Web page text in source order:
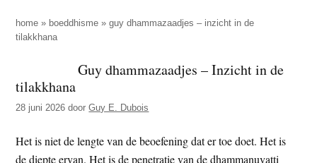
p
d
z
e
i
i
n
n
d
z
home » boeddhisme »guy dhammazaadjes – inzicht in de
tilakkhana
Guy dhammazaadjes – Inzicht in de
tilakkhana
28 juni 2026 doorGuy E. Dubois
Het is niet de lengte van de beoefening dat er toe doet. Het is
de diepte ervan. Het is de penetratie van de dhammanuvatti